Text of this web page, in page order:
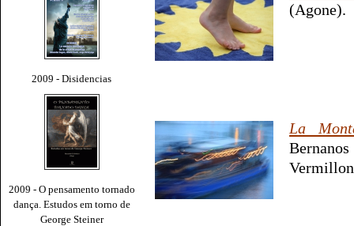
2009 - Disidencias
2009 - O pensamento tornado
dança. Estudos em torno de
George Steiner
(Agone).
La